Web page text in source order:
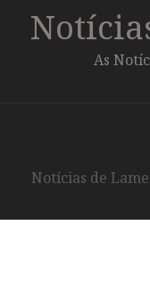
As
Notícias de